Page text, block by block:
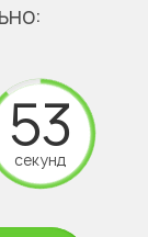
секунд